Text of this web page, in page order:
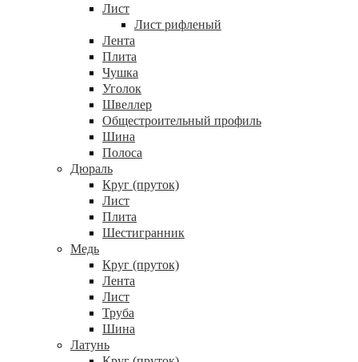
Лист
Лист рифленый
Лента
Плита
Чушка
Уголок
Швеллер
Общестроительный профиль
Шина
Полоса
Дюраль
Круг (пруток)
Лист
Плита
Шестигранник
Медь
Круг (пруток)
Лента
Лист
Труба
Шина
Латунь